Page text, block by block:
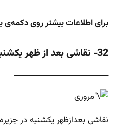
برای اطلاعات بیشتر روی دکمه‌ی
32- نقاشی بعد از ظهر یکشنبه در جزیره گراند ژات
___________________________
نقاشی بعدازظهر یکشنبه در